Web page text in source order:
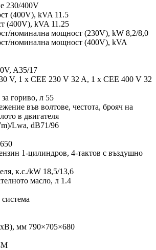
230/400V
(400V), kVA 11.5
(400V), kVA 11.25
номинална мощност (230V), kW 8,2/8,0
номинална мощност (400V), kVA
A35/17
V, 1 x CEE 230 V 32 A, 1 x CEE 400 V 32
гориво, л 55
във волтове, честота, брояч на
в двигателя
Lwa, dB71/96
1-цилиндров, 4-тактов с въздушно
к.с./kW 18,5/13,6
масло, л 1.4
мм 790×705×680